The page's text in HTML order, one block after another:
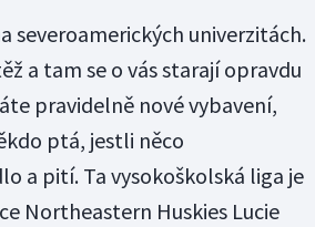
severoamerických univerzitách.
a tam se o vás starají opravdu
pravidelně nové vybavení,
ptá, jestli něco
a pití. Ta vysokoškolská liga je
Northeastern Huskies Lucie